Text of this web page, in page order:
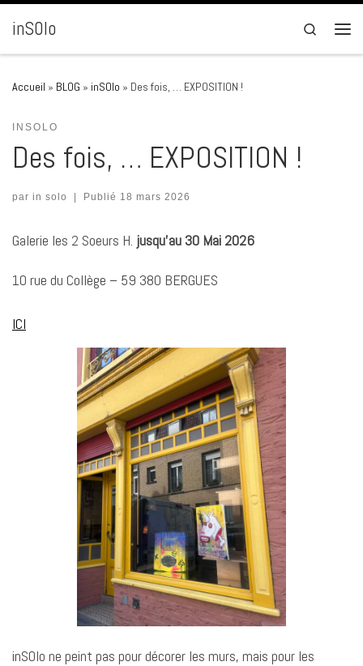
Passer au contenu
inSOlo
Search
Accueil » BLOG » inSOlo » Des fois, … EXPOSITION !
INSOLO
Des fois, … EXPOSITION !
par in solo | Publié 18 mars 2026
Galerie les 2 Soeurs H. jusqu’au 30 Mai 2026
10 rue du Collège – 59 380 BERGUES
ICI
inSOlo ne peint pas pour décorer les murs, mais pour les